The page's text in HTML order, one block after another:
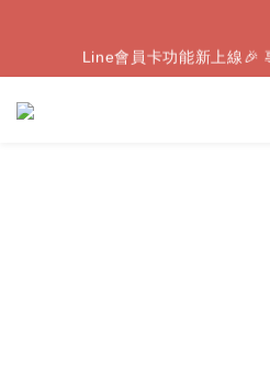
完為止
Line會員卡功能新上線🎉
【8月限定】全家取件｜滿千送